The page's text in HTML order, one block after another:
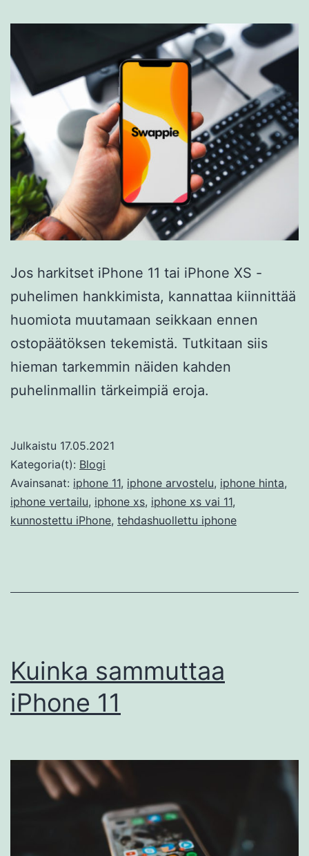
Jos harkitset iPhone 11 tai iPhone XS -
puhelimen hankkimista, kannattaa kiinnittää
huomiota muutamaan seikkaan ennen
ostopäätöksen tekemistä. Tutkitaan siis
hieman tarkemmin näiden kahden
puhelinmallin tärkeimpiä eroja.
Julkaistu 17.05.2021
Kategoria(t): Blogi
Avainsanat: iphone 11, iphone arvostelu, iphone hinta,
iphone vertailu, iphone xs, iphone xs vai 11,
kunnostettu iPhone, tehdashuollettu iphone
Kuinka sammuttaa
iPhone 11